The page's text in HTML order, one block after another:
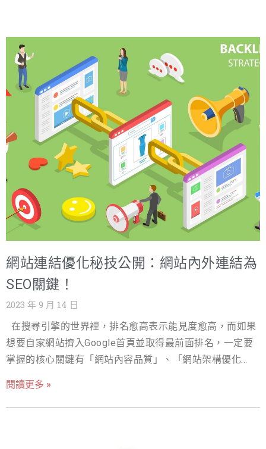
網站連結優化秘技公開：網站內外連結為
SEO關鍵！
2023 年 9 月 14 日
在搜尋引擎的世界裡，排名愈高表示能見度愈高，而如果
想要自家網站擠入Google首頁並取得最前面排名，一定要
掌握的核心關鍵有「網站內容品質」、「網站架構優化」
連結優化、外部連結優化，各有不同的操作策略及效益，
若能善加整合運用， SEO將能獲得顯著成長，讓你輕鬆贏
閱讀更多 »